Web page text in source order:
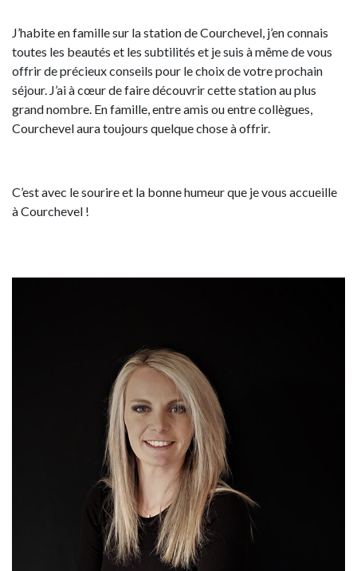
J’habite en famille sur la station de Courchevel, j’en connais
toutes les beautés et les subtilités et je suis à même de vous
offrir de précieux conseils pour le choix de votre prochain
séjour. J’ai à cœur de faire découvrir cette station au plus
grand nombre. En famille, entre amis ou entre collègues,
Courchevel aura toujours quelque chose à offrir.
C’est avec le sourire et la bonne humeur que je vous accueille
à Courchevel !